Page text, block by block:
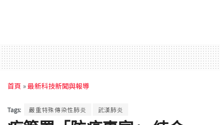
首頁 »最新科技新聞與報導
Tags: 嚴重特殊傳染性肺炎 武漢肺炎